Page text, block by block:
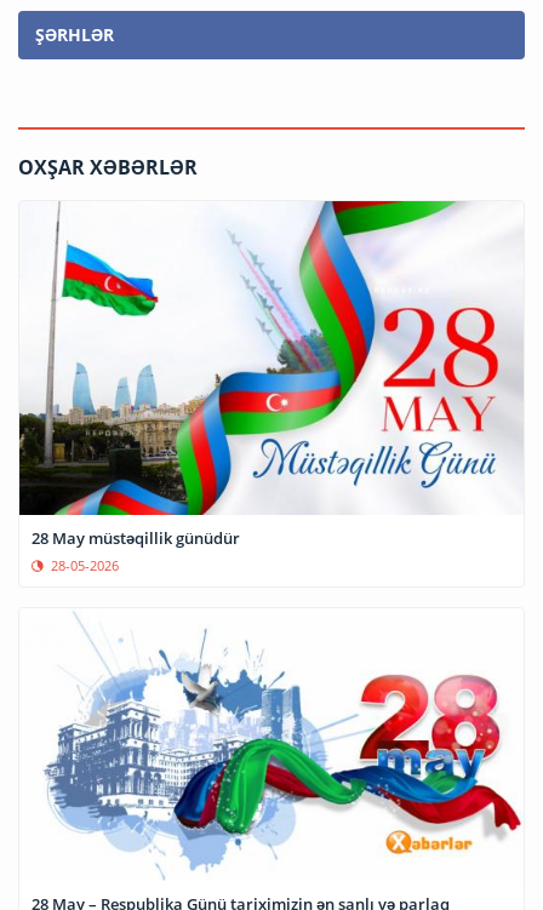
ŞƏRHLƏR
OXŞAR XƏBƏRLƏR
28 May müstəqillik günüdür
28-05-2026
28 May – Respublika Günü tariximizin ən şanlı və parlaq